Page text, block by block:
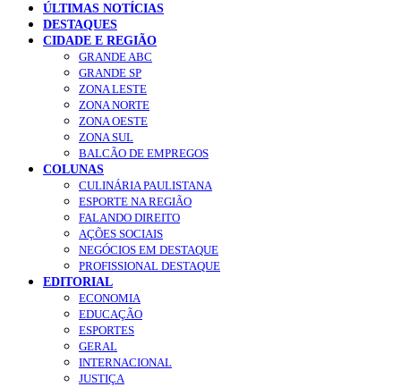
ÚLTIMAS NOTÍCIAS
DESTAQUES
CIDADE E REGIÃO
GRANDE ABC
GRANDE SP
ZONA LESTE
ZONA NORTE
ZONA OESTE
ZONA SUL
BALCÃO DE EMPREGOS
COLUNAS
CULINÁRIA PAULISTANA
ESPORTE NA REGIÃO
FALANDO DIREITO
AÇÕES SOCIAIS
NEGÓCIOS EM DESTAQUE
PROFISSIONAL DESTAQUE
EDITORIAL
ECONOMIA
EDUCAÇÃO
ESPORTES
GERAL
INTERNACIONAL
JUSTIÇA